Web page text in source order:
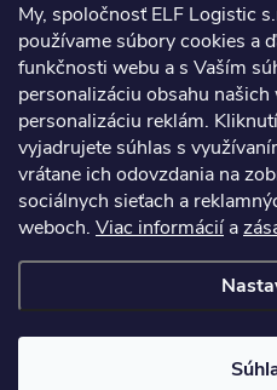
My, spoločnosť ELF Logistic
používame súbory cookies a
funkčnosti webu a s Vaším
personalizáciu obsahu
personalizáciu reklám.
vyjadrujete súhlas s
vrátane ich odovzdania na
sociálnych sieťach a
weboch. Viac informáciía
Copyright 2026